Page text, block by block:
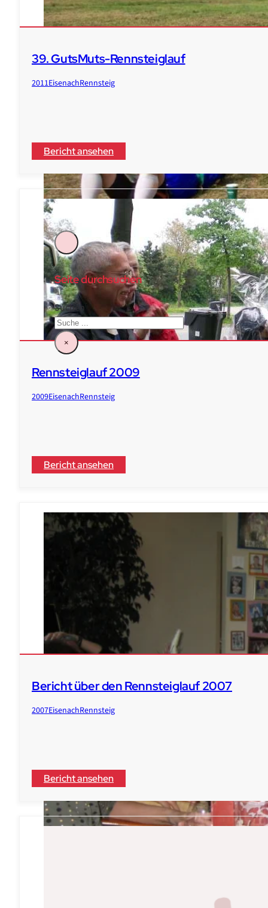
Veranstaltungen
Über Uns
Vorstand & Beirat
Satzung
Seite durchsuchen
Suchen
×
39. GutsMuts-Rennsteiglauf
2011EisenachRennsteig
Bericht ansehen
Rennsteiglauf 2009
2009EisenachRennsteig
Bericht ansehen
Bericht über den Rennsteiglauf 2007
2007EisenachRennsteig
Bericht ansehen